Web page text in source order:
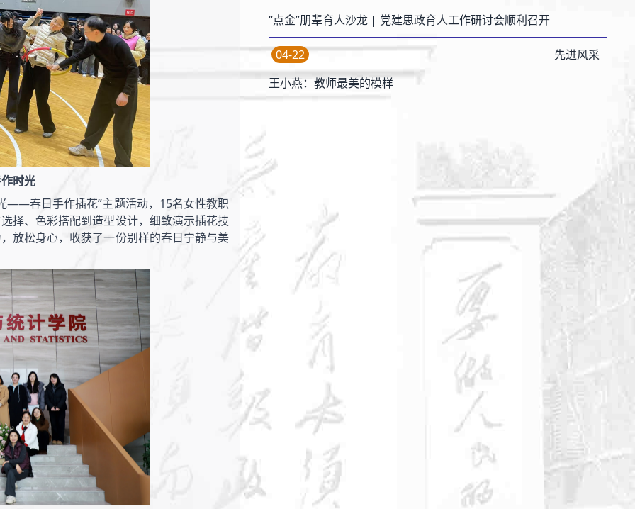
时光
——春日手作插花”主题活动，15名女性教职
择、色彩搭配到造型设计，细致演示插花技
放松身心，收获了一份别样的春日宁静与美
“点金”朋辈育人沙龙 | 党建思政育人工作研讨会顺利召开
04-22
先进风采
王小燕：教师最美的模样